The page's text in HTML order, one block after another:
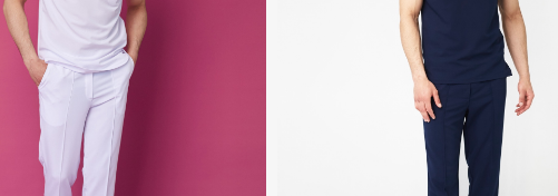
Дарим скидку 500₽!
Оставьте свой e-mail — будем делиться тем, что
действительно важно: новинки, специальные предложения,
приятные поводы для скидки.